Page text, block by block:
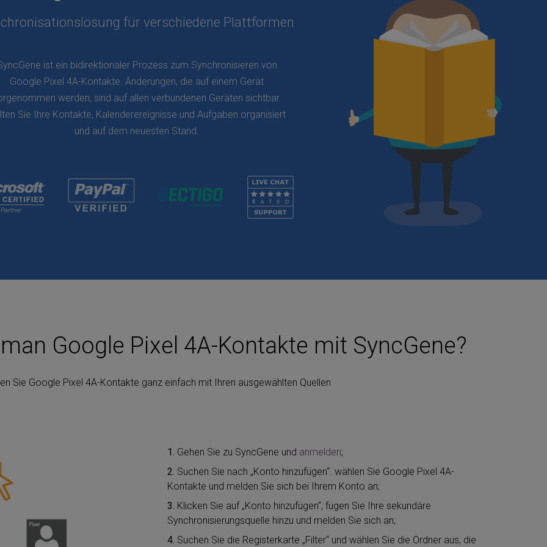
für verschiedene Plattformen
ist ein bidirektionaler Prozess zum Synchronisieren von
Google Pixel 4A-Kontakte. Änderungen, die auf einem Gerät
werden, sind auf allen verbundenen Geräten sichtbar.
Sie Ihre Kontakte, Kalenderereignisse und Aufgaben organisiert
und auf dem neuesten Stand.
Google Pixel 4A-Kontakte mit SyncGene?
Sie Google Pixel 4A-Kontakte ganz einfach mit Ihren ausgewählten Quellen
1. Gehen Sie zu SyncGene und anmelden;
2. Suchen Sie nach „Konto hinzufügen“. wählen Sie Google Pixel 4A-
Kontakte und melden Sie sich bei Ihrem Konto an;
3. Klicken Sie auf „Konto hinzufügen“, fügen Sie Ihre sekundäre
Synchronisierungsquelle hinzu und melden Sie sich an;
4. Suchen Sie die Registerkarte „Filter“ und wählen Sie die Ordner aus, die